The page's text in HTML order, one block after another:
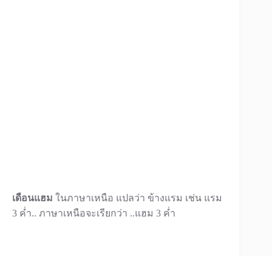
เดือนแฮม ในภาษาเหนือ แปลว่า ข้างแรม เช่น แรม
3 ค่ำ.. ภาษาเหนือจะเรียกว่า ..แฮม 3 ค่ำ